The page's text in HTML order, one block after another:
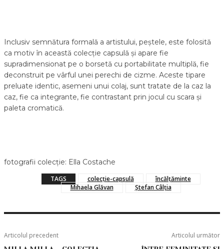
Inclusiv semnătura formală a artistului, peștele, este folosită
ca motiv în această colecție capsulă și apare fie
supradimensionat pe o borsetă cu portabilitate multiplă, fie
deconstruit pe vârful unei perechi de cizme. Aceste tipare
preluate identic, asemeni unui colaj, sunt tratate de la caz la
caz, fie ca integrante, fie contrastant prin jocul cu scara și
paleta cromatică.
fotografii colecție: Ella Costache
TAGS colecție-capsulă
încălțăminte
Mihaela Glăvan
Ștefan Câlția
Articolul precedent Articolul următor